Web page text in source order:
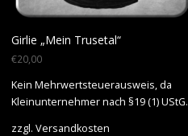
Girlie „Mein Trusetal“
€20,00
Kein Mehrwertsteuerausweis, da
Kleinunternehmer nach §19 (1) UStG.
zzgl.Versandkosten